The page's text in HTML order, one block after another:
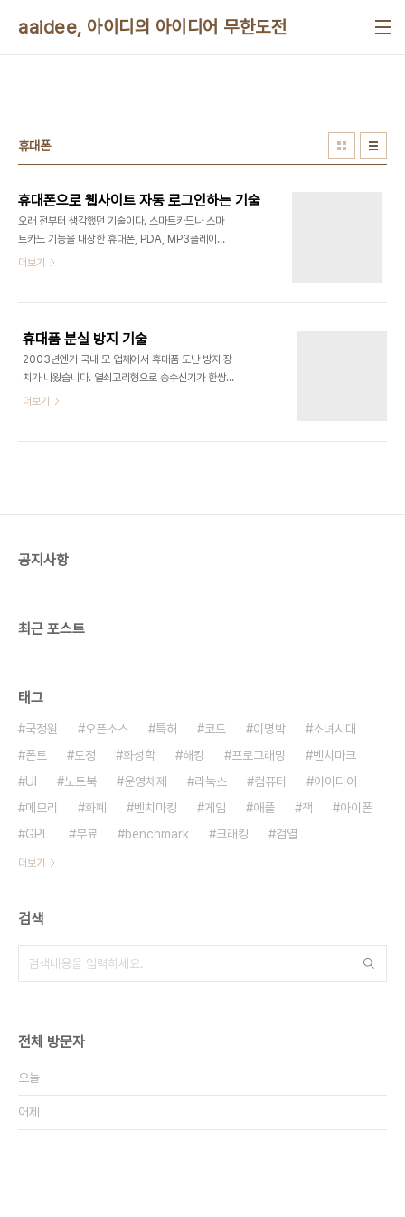
aaidee, 아이디의 아이디어 무한도전
휴대폰
휴대폰으로 웹사이트 자동 로그인하는 기술
오래 전부터 생각했던 기술이다. 스마트카드나 스마
트카드 기능을 내장한 휴대폰, PDA, MP3플레이어
등 임베디드 기기에 OTP를 붙여서 거치대에 올려놓
더보기
휴대품 분실 방지 기술
2003년엔가 국내 모 업체에서 휴대품 도난 방지 장
치가 나왔습니다. 열쇠고리형으로 송수신기가 한쌍
인데 일정 거리 이상 떨어지면 경보가 울립니다. 그렇
더보기
공지사항
최근 포스트
태그
국정원 오픈소스 특허 코드 이명박
소녀시대
폰트
도청 화성학 해킹 프로그래밍
벤치마크
UI
노트북 운영체제 리눅스 컴퓨터
아이디어
메모리
화폐 벤치마킹 게임 애플 책
아이폰
GPL
무료 benchmark 크래킹 검열
더보기
검색
전체 방문자
오늘
어제